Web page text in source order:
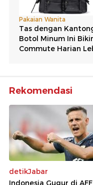
Rekomendasi
detikJabar
Indonesia Gugur di AFF